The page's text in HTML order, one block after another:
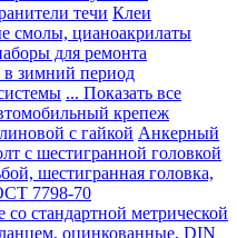
течи Клеи
смолы, цианоакрилаты
для ремонта
зимний период
... Показать все
крепеж
с гайкой Анкерный
с шестигранной головкой
шестигранная головка,
7798-70
стандартной метрической
оцинкованные, DIN